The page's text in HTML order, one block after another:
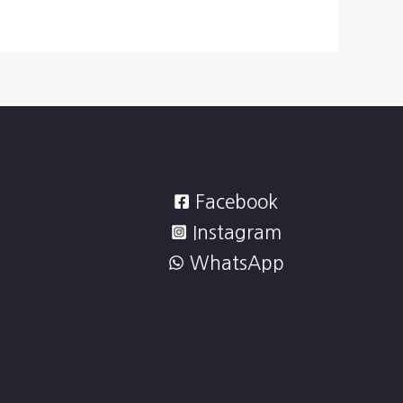
Facebook
Instagram
WhatsApp